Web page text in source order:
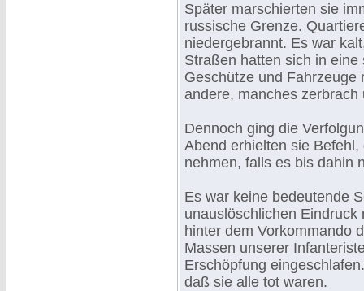
Später marschierten sie
russische Grenze.
niedergebrannt. Es war
Straßen hatten sich in
Geschütze und
andere, manches zerbrach
Dennoch ging die
Abend erhielten sie
nehmen, falls es bis dahin
Es war keine bedeutende
unauslöschlichen
hinter dem Vorkommando
Massen unserer
Erschöpfung
daß sie alle tot waren.